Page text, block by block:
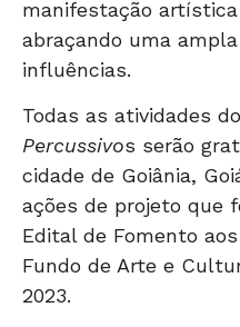
manifestação
abraçando uma
influências.
Todas as atividades
Percussivos serão
cidade de Goiânia,
ações de projeto que
Edital de Fomento
Fundo de Arte e
2023.